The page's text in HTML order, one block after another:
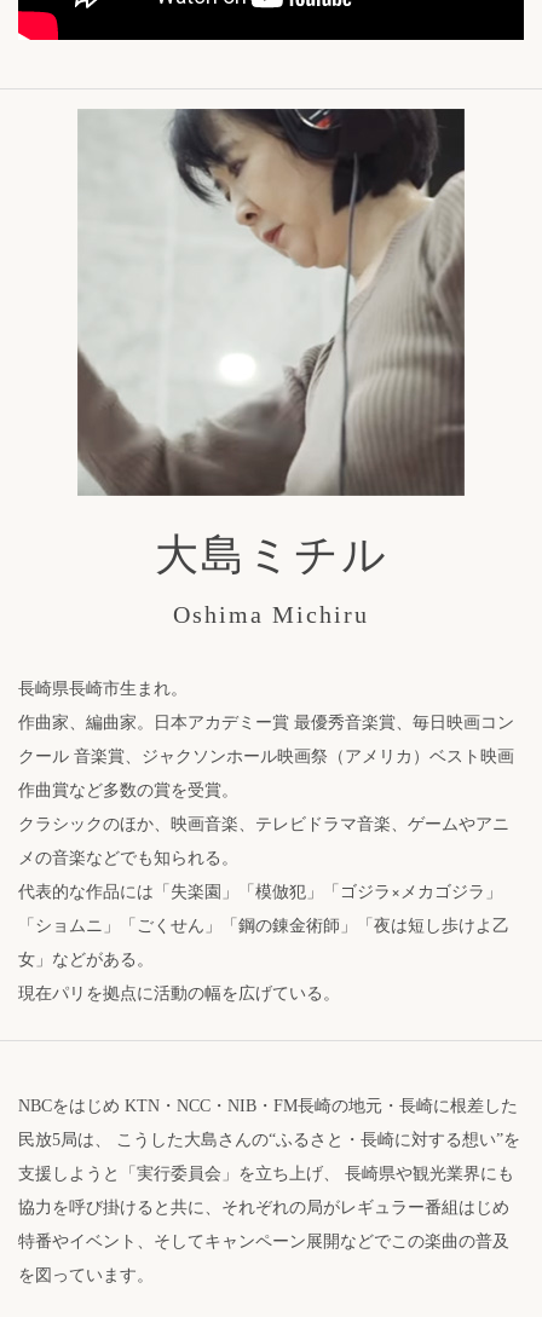
大島ミチル
Oshima Michiru
長崎県長崎市生まれ。
作曲家、編曲家。日本アカデミー賞 最優秀音楽賞、毎日映画コン
クール 音楽賞、ジャクソンホール映画祭（アメリカ）ベスト映画
作曲賞など多数の賞を受賞。
クラシックのほか、映画音楽、テレビドラマ音楽、ゲームやアニ
メの音楽などでも知られる。
代表的な作品には「失楽園」「模倣犯」「ゴジラ×メカゴジラ」
「ショムニ」「ごくせん」「鋼の錬金術師」「夜は短し歩けよ乙
女」などがある。
現在パリを拠点に活動の幅を広げている。
NBCをはじめ KTN・NCC・NIB・FM長崎の地元・長崎に根差した
民放5局は、 こうした大島さんの“ふるさと・長崎に対する想い”を
支援しようと「実行委員会」を立ち上げ、 長崎県や観光業界にも
協力を呼び掛けると共に、それぞれの局がレギュラー番組はじめ
特番やイベント、そしてキャンペーン展開などでこの楽曲の普及
を図っています。